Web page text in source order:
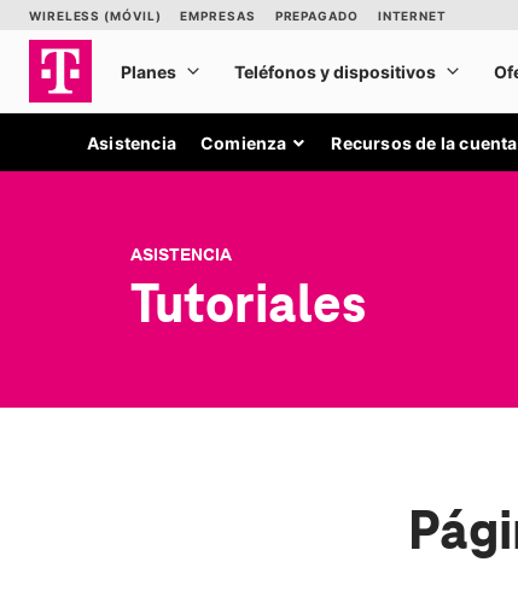
Asistencia Comienza Recursos de la cuenta
ASISTENCIA
Tutoriales